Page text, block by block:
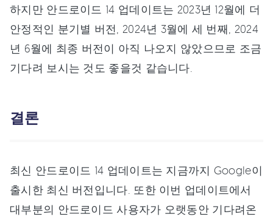
하지만 안드로이드 14 업데이트는 2023년 12월에 더
안정적인 분기별 버전, 2024년 3월에 세 번째, 2024
년 6월에 최종 버전이 아직 나오지 않았으므로 조금
기다려 보시는 것도 좋을것 같습니다.
결론
최신 안드로이드 14 업데이트는 지금까지 Google이
출시한 최신 버전입니다. 또한 이번 업데이트에서
대부분의 안드로이드 사용자가 오랫동안 기다려온